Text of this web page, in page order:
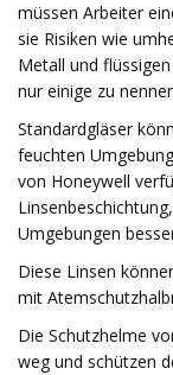
müssen Arbeiter
sie Risiken wie
Metall und
nur einige zu
Standardgläser
feuchten
von Honeywell
Umgebungen
Diese Linsen
mit
Die Schutzhelme
weg und schützen